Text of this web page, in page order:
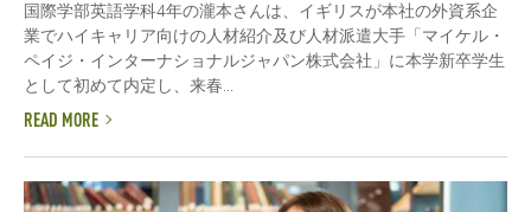
国際学部英語学科4年の瀧本さんは、イギリスが本社の外資系企
業でハイキャリア向けの人材紹介及び人材派遣大手「マイケル・
ペイジ・インターナショナルジャパン株式会社」に本学新卒学生
として初めて内定し、来春...
READ MORE